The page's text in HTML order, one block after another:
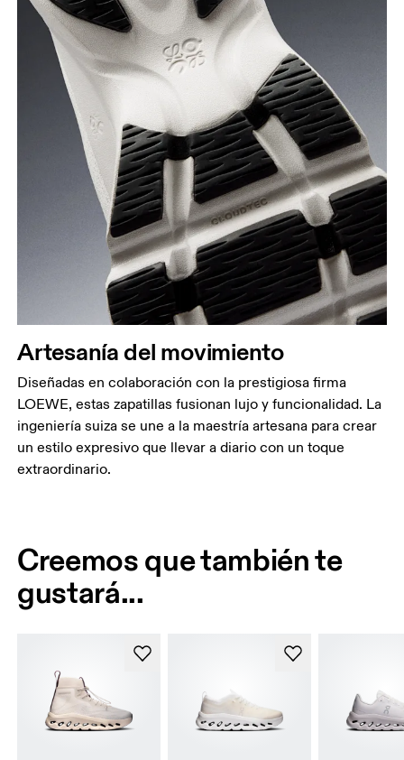
Artesanía del movimiento
Diseñadas en colaboración con la prestigiosa firma
LOEWE, estas zapatillas fusionan lujo y funcionalidad. La
ingeniería suiza se une a la maestría artesana para crear
un estilo expresivo que llevar a diario con un toque
extraordinario.
Creemos que también te
gustará...